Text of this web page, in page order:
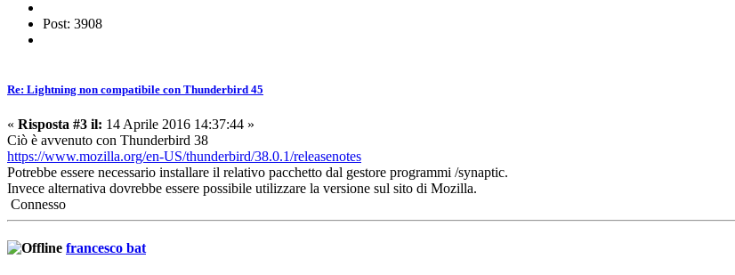
Post: 3908
Re: Lightning non compatibile con Thunderbird 45
« Risposta #3 il: 14 Aprile 2016 14:37:44 »
Ciò è avvenuto con Thunderbird 38
https://www.mozilla.org/en-US/thunderbird/38.0.1/releasenotes
Potrebbe essere necessario installare il relativo pacchetto dal gestore programmi /synaptic.
Invece alternativa dovrebbe essere possibile utilizzare la versione sul sito di Mozilla.
Connesso
francesco bat